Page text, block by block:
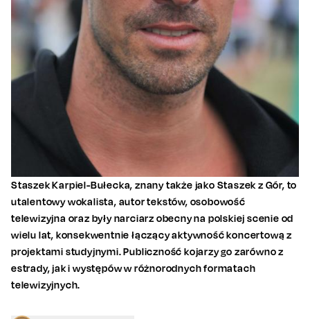
Staszek Karpiel-Bułecka, znany także jako Staszek z Gór, to
utalentowy wokalista, autor tekstów, osobowość
telewizyjna oraz były narciarz obecny na polskiej scenie od
wielu lat, konsekwentnie łączący aktywność koncertową z
projektami studyjnymi. Publiczność kojarzy go zarówno z
estrady, jak i występów w różnorodnych formatach
telewizyjnych.